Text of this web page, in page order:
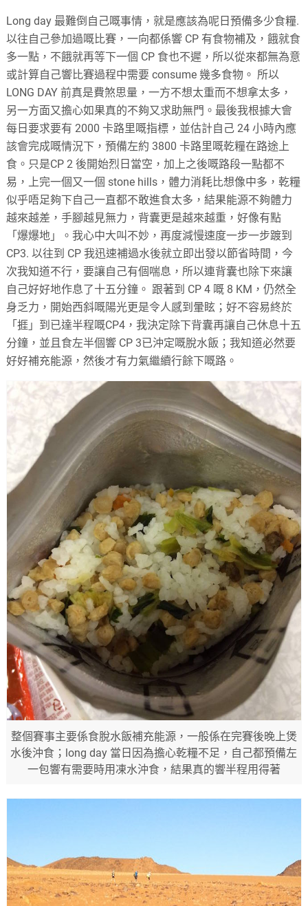
Long day 最難倒自己嘅事情，就是應該為呢日預備多少食糧.
以往自己參加過嘅比賽，一向都係響 CP 有食物補及，餓就食
多一點，不餓就再等下一個 CP 食也不遲，所以從來都無為意
或計算自己響比賽過程中需要 consume幾多食物。 所以
LONG DAY前真是費煞思量，一方不想太重而不想拿太多，
另一方面又擔心如果真的不夠又求助無門。最後我根據大會
每日要求要有 2000卡路里嘅指標，並估計自己 24小時內應
該會完成嘅情況下，預備左約 3800卡路里嘅乾糧在路途上
食。只是CP 2後開始烈日當空，加上之後嘅路段一點都不
易，上完一個又一個 stone hills ，體力消耗比想像中多，乾糧
似乎唔足夠下自己一直都不敢進食太多，結果能源不夠體力
越來越差，手腳越見無力，背囊更是越來越重，好像有點
「爆爆地」。我心中大叫不妙，再度減慢速度一步一步踱到
CP3.以往到 CP我迅速補過水後就立即出發以節省時間，今
次我知道不行，要讓自己有個喘息，所以連背囊也除下來讓
自己好好地作息了十五分鐘。 跟著到 CP 4 嘅 8 KM ，仍然全
身乏力，開始西斜嘅陽光更是令人感到暈眩；好不容易終於
「捱」到已達半程嘅CP4 ，我決定除下背囊再讓自己休息十五
分鐘，並且食左半個響 CP 3已沖定嘅脫水飯；我知道必然要
好好補充能源，然後才有力氣繼續行餘下嘅路。
整個賽事主要係食脫水飯補充能源，一般係在完賽後晚上煲
水後沖食；long day 當日因為擔心乾糧不足，自己都預備左
一包響有需要時用凍水沖食，結果真的響半程用得著